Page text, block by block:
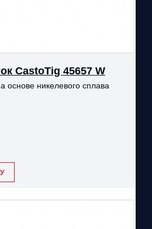
CastoTig 45657 W
основе никелевого сплава